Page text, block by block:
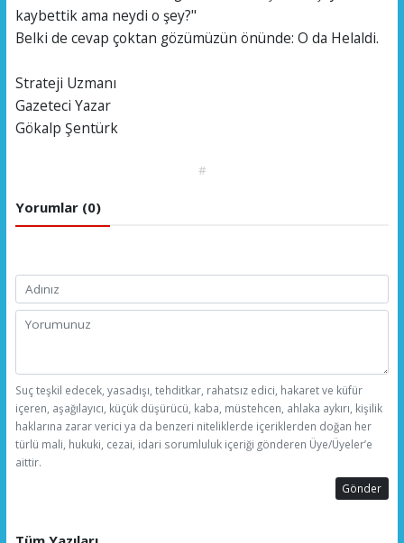
kaybettik ama neydi o şey?"
Belki de cevap çoktan gözümüzün önünde: O da Helaldi.
Strateji Uzmanı
Gazeteci Yazar
Gökalp Şentürk
#
Yorumlar (0)
Suç teşkil edecek, yasadışı, tehditkar, rahatsız edici, hakaret ve küfür
içeren, aşağılayıcı, küçük düşürücü, kaba, müstehcen, ahlaka aykırı, kişilik
haklarına zarar verici ya da benzeri niteliklerde içeriklerden doğan her
türlü mali, hukuki, cezai, idari sorumluluk içeriği gönderen Üye/Üyeler’e
aittir.
Gönder